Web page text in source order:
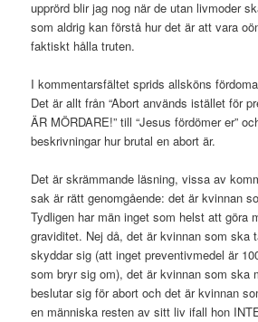
upprörd blir jag nog när de utan livmoder
som aldrig kan förstå hur det är att vara
faktiskt hålla truten.
I kommentarsfältet sprids allsköns
Det är allt från “Abort används istället för
ÄR MÖRDARE!” till “Jesus fördömer er”
beskrivningar hur brutal en abort är.
Det är skrämmande läsning, vissa av
sak är rätt genomgående: det är kvinnan
Tydligen har män inget som helst att göra
graviditet. Nej då, det är kvinnan som ska
skyddar sig (att inget preventivmedel är
som bryr sig om), det är kvinnan som ska
beslutar sig för abort och det är kvinnan
en människa resten av sitt liv ifall hon